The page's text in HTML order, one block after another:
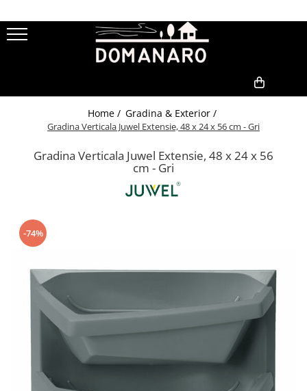
Curatenie & Ingrijire
Steamere
Accesorii statii de calcat
Gatit & Bucatarie
Tigai din Fonta
Oale din fonta
Gradina & Exterior
Sere
Home / Gradina & Exterior /
Gradina Verticala Juwel Extensie, 48 x 24 x 56 cm - Gri
Gradina Verticala Juwel Extensie, 48 x 24 x 56
cm - Gri
-74%